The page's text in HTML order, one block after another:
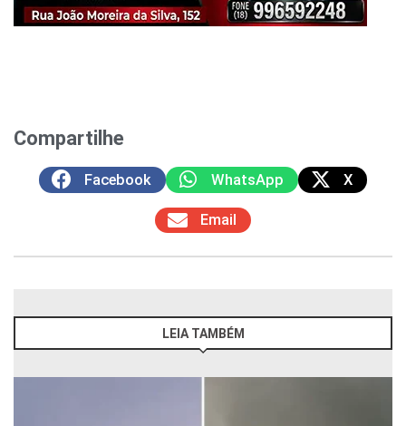
Compartilhe
Facebook WhatsApp X
Email
LEIA TAMBÉM